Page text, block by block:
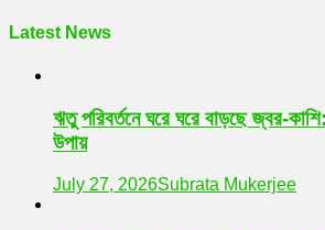
Latest News
ঋতু পরিবর্তনে ঘরে ঘরে বাড়ছে জ্বর-
উপায়
July 27, 2026Subrata Mukerjee